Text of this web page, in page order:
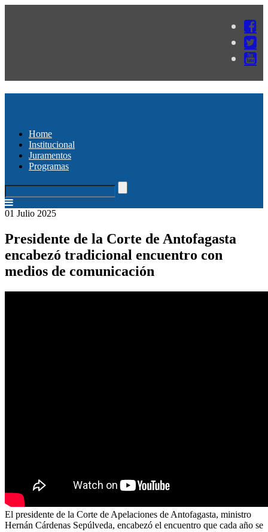
Home
Institucional
Juramentos
Programas
01 Julio 2025
Presidente de la Corte de Antofagasta
encabezó tradicional encuentro con
medios de comunicación
El presidente de la Corte de Apelaciones de Antofagasta, ministro
Hernán Cárdenas Sepúlveda, encabezó el encuentro que cada año se